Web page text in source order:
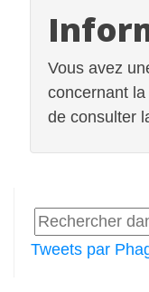
Vous avez
concernant
de consulter
Tweets par